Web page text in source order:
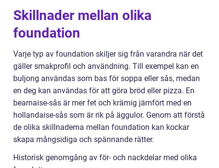
Skillnader mellan olika
foundation
Varje typ av foundation skiljer sig från varandra när det
gäller smakprofil och användning. Till exempel kan en
buljong användas som bas för soppa eller sås, medan
en deg kan användas för att göra bröd eller pizza. En
bearnaise-sås är mer fet och krämig jämfört med en
hollandaise-sås som är rik på äggulor. Genom att förstå
de olika skillnaderna mellan foundation kan kockar
skapa mångsidiga och spännande rätter.
Historisk genomgång av för- och nackdelar med olika